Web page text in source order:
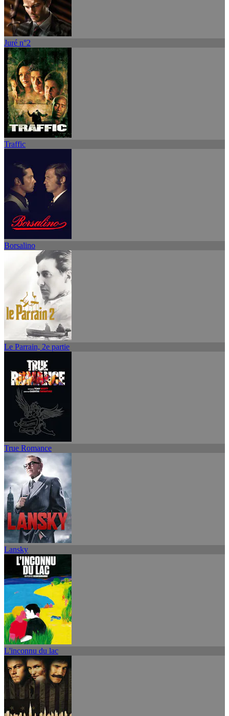
Juré n°2
Traffic
Borsalino
Le Parrain, 2e partie
True Romance
Lansky
L'inconnu du lac